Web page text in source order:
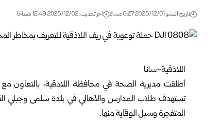
تاريخ النشر: 2025/12/01 6:27 مساءً اخر تحديث: 2025/12/02 12:49 صباحًا
اللاذقية-سانا
أطلقت مديرية الصحة في محافظة اللاذقية، بالتعاون
تستهدف طلاب المدارس والأهالي في بلدة سلمى وجبلي
المتفجرة وسبل الوقاية منها.